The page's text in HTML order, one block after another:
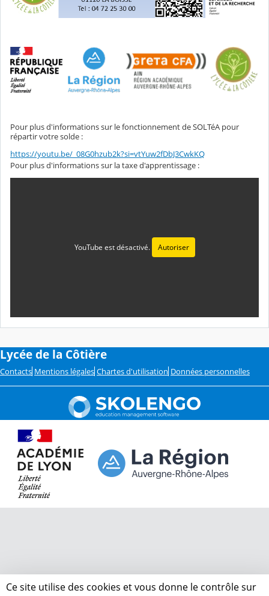
Pour plus d'informations sur le fonctionnement de SOLTéA pour
répartir votre solde :
https://youtu.be/_08G0hzub2k?si=vtYuw2fDbJ3CwkKQ
Pour plus d'informations sur la taxe d'apprentissage :
YouTube est désactivé. Autoriser
Lycée de la Côtière
Contacts Mentions légales Chartes d'utilisation Données personnelles
Ce site utilise des cookies et vous donne le contrôle sur